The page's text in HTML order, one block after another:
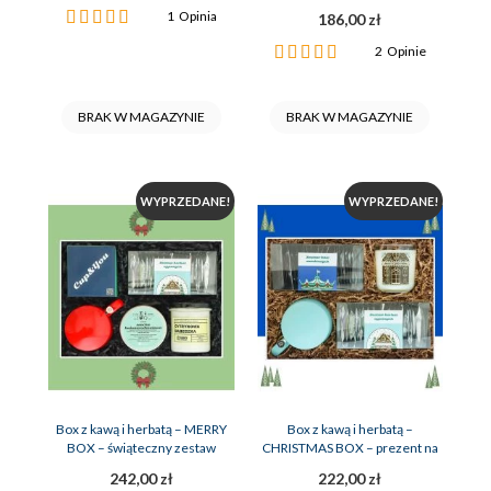
Ocena:
1 Opinia
BRAK W MAGAZYNIE
186,00 zł
Ocena:
2 Opinie
BRAK W MAGAZYNIE
WYPRZEDANE!
Box z kawą i herbatą – MERRY
BOX – świąteczny zestaw
242,00 zł
WYPRZEDANE!
Box z kawą i herbatą –
CHRISTMAS BOX – prezent na
222,00 zł